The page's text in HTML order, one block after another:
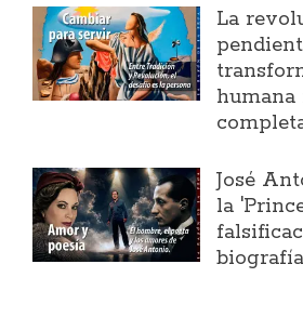
La
humana
José
la